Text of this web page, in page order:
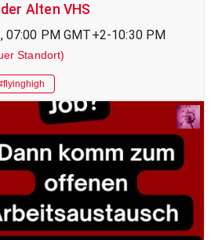
Alten VHS
07:00 PM GMT+2-10:30 PM
Standort)